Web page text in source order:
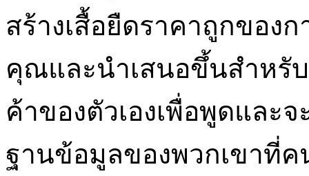
สร้างเสื้อยืดราคาถูกของ
คุณและนำเสนอขึ้นสำหรั
ค้าของตัวเองเพื่อพูดและ
ฐานข้อมูลของพวกเขาที่